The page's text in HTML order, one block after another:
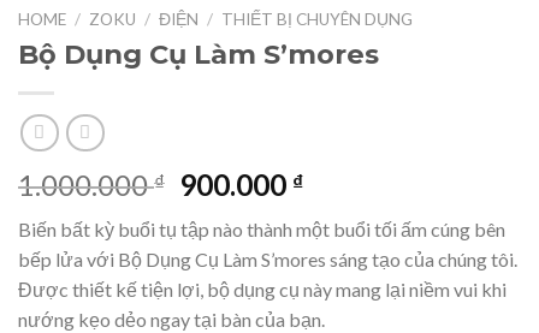
HOME / ZOKU / ĐIỆN / THIẾT BỊ CHUYÊN DỤNG
Bộ Dụng Cụ Làm S’mores
1.000.000₫
Original
price
was:
1.000.000 ₫.
900.000 ₫Current
price
is:
900.000 ₫.
Biến bất kỳ buổi tụ tập nào thành một buổi tối ấm cúng bên
bếp lửa với Bộ Dụng Cụ Làm S’mores sáng tạo của chúng tôi.
Được thiết kế tiện lợi, bộ dụng cụ này mang lại niềm vui khi
nướng kẹo dẻo ngay tại bàn của bạn.